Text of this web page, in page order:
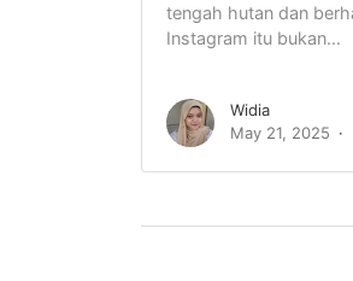
tengah hutan dan
Instagram itu bukan...
Widia
May 21, 2025